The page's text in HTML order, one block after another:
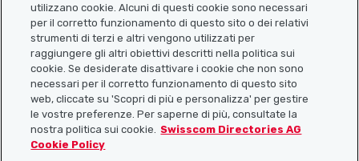
Link utili
Scarica l’app Localcities
utilizzano cookie. Alcuni di questi cookie sono necessari
per il corretto funzionamento di questo sito o dei relativi
strumenti di terzi e altri vengono utilizzati per
raggiungere gli altri obiettivi descritti nella politica sui
cookie. Se desiderate disattivare i cookie che non sono
necessari per il corretto funzionamento di questo sito
web, cliccate su 'Scopri di più e personalizza' per gestire
le vostre preferenze. Per saperne di più, consultate la
nostra politica sui cookie.
Swisscom Directories AG
Cookie Policy